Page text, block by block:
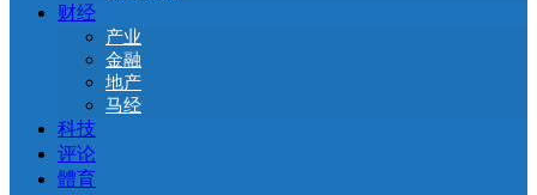
财经
产业
金融
地产
马经
科技
评论
體育